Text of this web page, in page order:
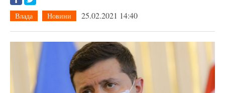
Влада Новини 25.02.2021 14:40